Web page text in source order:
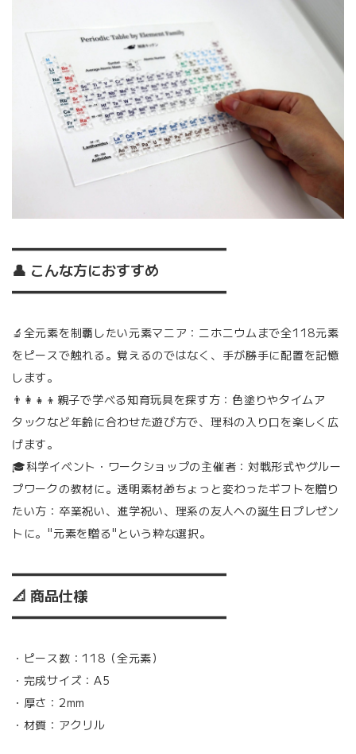
━━━━━━━━━━━━━━━
👤 こんな方におすすめ
━━━━━━━━━━━━━━━
🔬全元素を制覇したい元素マニア：ニホニウムまで全118元素
をピースで触れる。覚えるのではなく、手が勝手に配置を記憶
します。
👨‍👩‍👧‍👦親子で学べる知育玩具を探す方：色塗りやタイムア
タックなど年齢に合わせた遊び方で、理科の入り口を楽しく広
げます。
🎓科学イベント・ワークショップの主催者：対戦形式やグルー
プワークの教材に。透明素材🎁ちょっと変わったギフトを贈り
たい方：卒業祝い、進学祝い、理系の友人への誕生日プレゼン
トに。"元素を贈る"という粋な選択。
━━━━━━━━━━━━━━━
📐 商品仕様
━━━━━━━━━━━━━━━
・ピース数：118（全元素）
・完成サイズ：A5
・厚さ：2mm
・材質：アクリル